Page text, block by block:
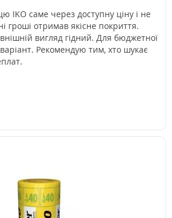
IKO саме через доступну ціну і не
гроші отримав якісне покриття.
вигляд гідний. Для бюджетної
варіант. Рекомендую тим, хто шукає